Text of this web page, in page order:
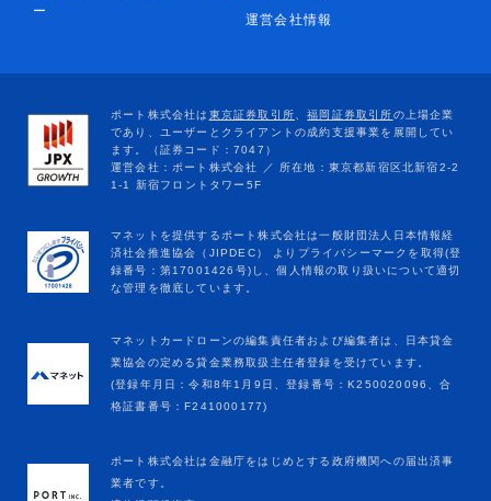
ー
運営会社情報
マネットカードローンの編集責任者および編集者は、日本貸金
業協会の定める貸金業務取扱主任者登録を受けています。
(登録年月日：令和8年1月9日、登録番号：K250020096、合
格証書番号：F241000177)
ポート株式会社は金融庁をはじめとする政府機関への届出済事
業者です。